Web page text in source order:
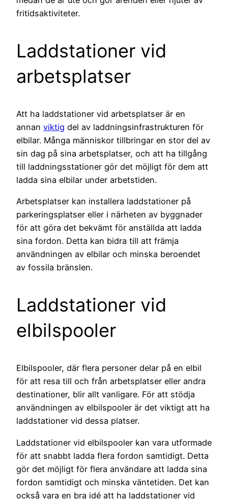
fritidsaktiviteter.
Laddstationer vid
arbetsplatser
Att ha laddstationer vid arbetsplatser är en
annan viktig del av laddningsinfrastrukturen för
elbilar. Många människor tillbringar en stor del av
sin dag på sina arbetsplatser, och att ha tillgång
till laddningsstationer gör det möjligt för dem att
ladda sina elbilar under arbetstiden.
Arbetsplatser kan installera laddstationer på
parkeringsplatser eller i närheten av byggnader
för att göra det bekvämt för anställda att ladda
sina fordon. Detta kan bidra till att främja
användningen av elbilar och minska beroendet
av fossila bränslen.
Laddstationer vid
elbilspooler
Elbilspooler, där flera personer delar på en elbil
för att resa till och från arbetsplatser eller andra
destinationer, blir allt vanligare. För att stödja
användningen av elbilspooler är det viktigt att ha
laddstationer vid dessa platser.
Laddstationer vid elbilspooler kan vara utformade
för att snabbt ladda flera fordon samtidigt. Detta
gör det möjligt för flera användare att ladda sina
fordon samtidigt och minska väntetiden. Det kan
också vara en bra idé att ha laddstationer vid